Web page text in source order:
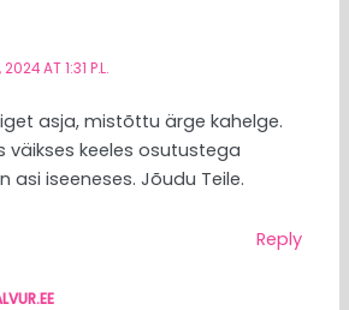
AT 1:31 P.L.
asja, mistõttu ärge kahelge.
väikses keeles osutustega
asi iseeneses. Jõudu Teile.
Reply